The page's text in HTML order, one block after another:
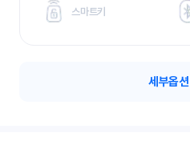
스마트키
세부옵션